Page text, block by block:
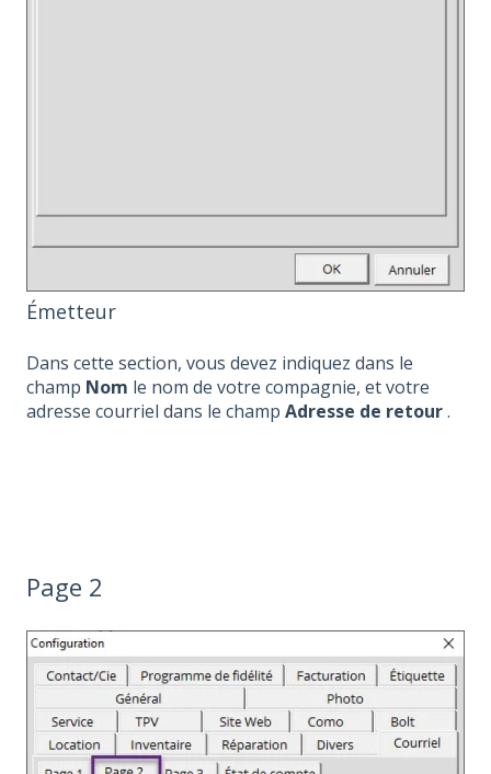
Émetteur
Dans cette section, vous devez indiquez dans le
champ Nom le nom de votre compagnie, et votre
adresse courriel dans le champ Adresse de retour.
Page 2